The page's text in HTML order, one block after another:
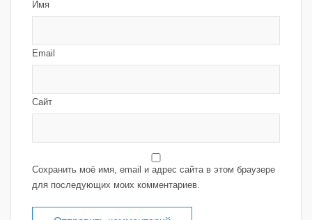
Имя
Email
Сайт
Сохранить моё имя, email и адрес сайта в этом браузере
для последующих моих комментариев.